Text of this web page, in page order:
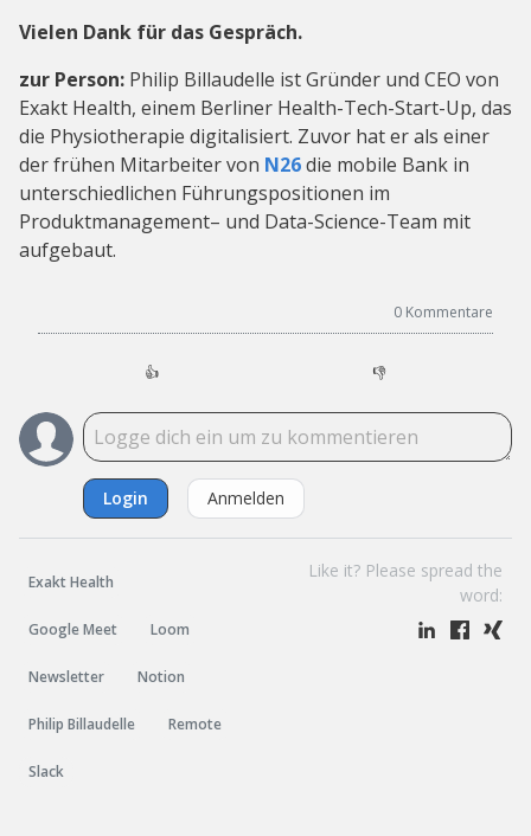
Vielen Dank für das Gespräch.
zur Person: Philip Billaudelle ist Gründer und CEO von
Exakt Health, einem Berliner Health-Tech-Start-Up, das
die Physiotherapie digitalisiert. Zuvor hat er als einer
der frühen Mitarbeiter von N26die mobile Bank in
unterschiedlichen Führungspositionen im
Produktmanagement– und Data-Science-Team mit
aufgebaut.
0 Kommentare
👍 👎
Login Anmelden
Exakt Health
Google Meet Loom
Newsletter Notion
Philip Billaudelle Remote
Slack
Like it? Please spread the
word: